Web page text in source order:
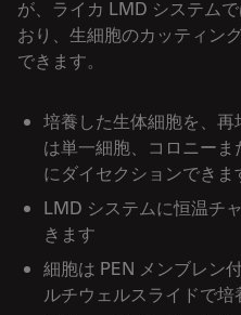
が、ライカ LMD システム
おり、生細胞のカッティン
できます。
培養した生体細胞を、
は単一細胞、コロニー
にダイセクションできま
LMD システムに恒温チ
きます
細胞は PEN メンブレン
ルチウェルスライドで培